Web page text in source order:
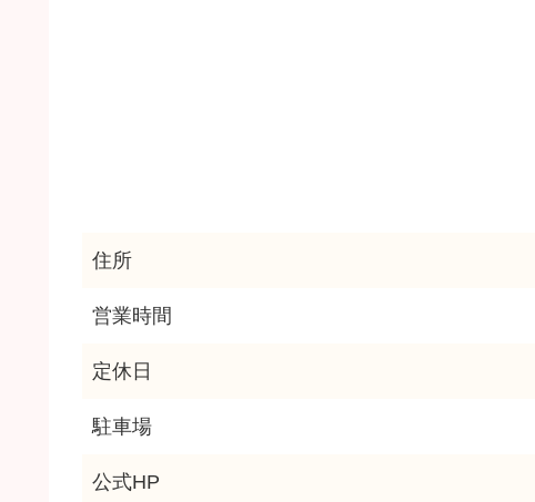
住所
営業時間
定休日
駐車場
公式HP